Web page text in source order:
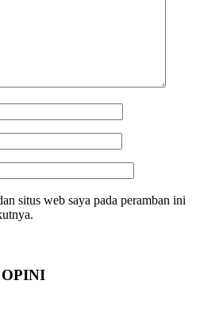
situs web saya pada peramban ini